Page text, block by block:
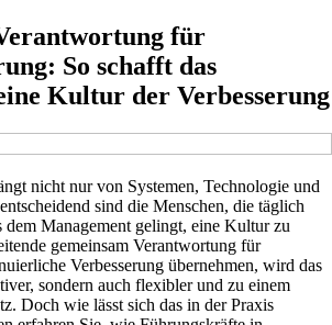
für
So schafft das
Kultur der Verbesserung
nicht nur von Systemen, Technologie und
sind die Menschen, die täglich
dem Management gelingt, eine Kultur zu
gemeinsam Verantwortung für
Verbesserung übernehmen, wird das
sondern auch flexibler und zu einem
Doch wie lässt sich das in der Praxis